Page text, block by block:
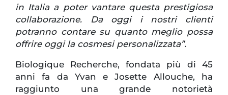
in Italia a poter vantare questa prestigiosa
collaborazione. Da oggi i nostri clienti
potranno contare su quanto meglio possa
offrire oggi la cosmesi personalizzata”.
Biologique Recherche, fondata più di 45
anni fa da Yvan e Josette Allouche, ha
raggiunto una grande notorietà